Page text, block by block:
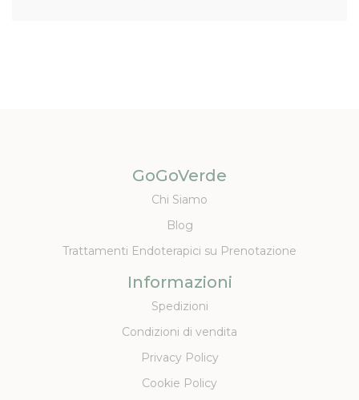
GoGoVerde
Chi Siamo
Blog
Trattamenti Endoterapici su Prenotazione
Informazioni
Spedizioni
Condizioni di vendita
Privacy Policy
Cookie Policy